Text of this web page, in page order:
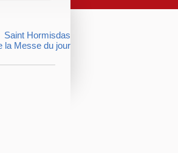
Saint Hormisdas
la Messe du jour